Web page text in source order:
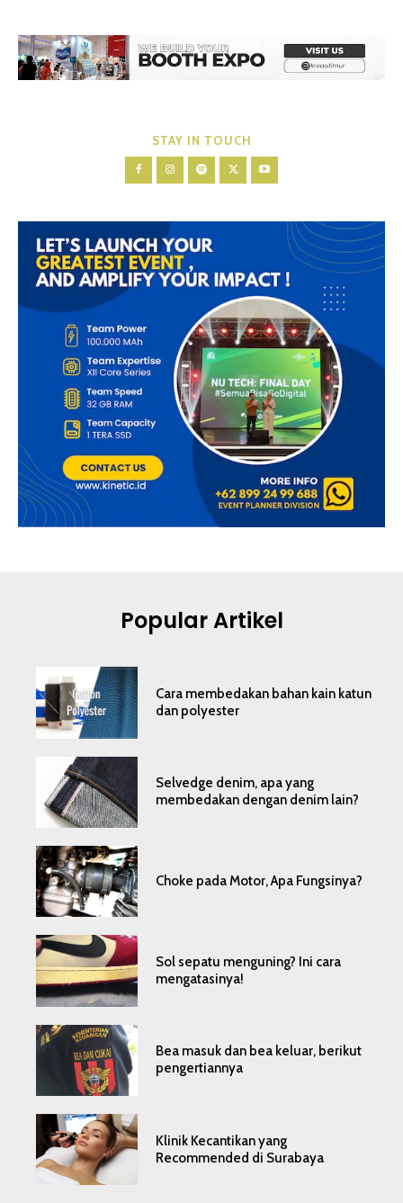
STAY IN TOUCH
Popular Artikel
Cara membedakan bahan kain katun
dan polyester
Selvedge denim, apa yang
membedakan dengan denim lain?
Choke pada Motor, Apa Fungsinya?
Sol sepatu menguning? Ini cara
mengatasinya!
Bea masuk dan bea keluar, berikut
pengertiannya
Klinik Kecantikan yang
Recommended di Surabaya